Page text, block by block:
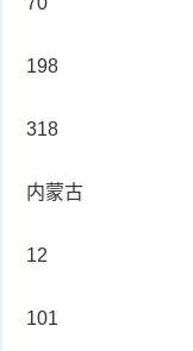
198
318
内蒙古
12
101